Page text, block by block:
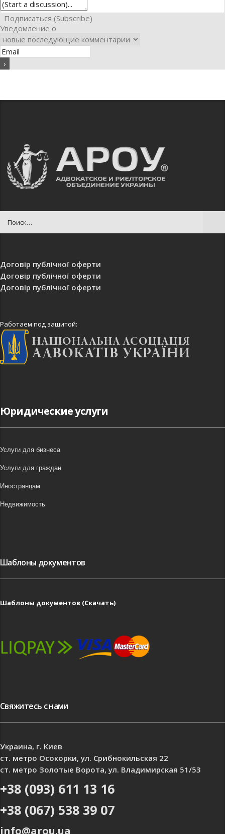
Подписаться (Subscribe)
Уведомление о
Договір публічної оферти
Договір публічної оферти
Договір публічної оферти
Работаем под защитой:
Юридические услуги
Услуги для бизнеса
Услуги для граждан
Иностранцам
Недвижимость
Шаблоны документов
Шаблоны документов (Скачать)
Свяжитесь с нами
Украина, г. Киев
ст. метро Осокорки, ул. Срибнокильская 22
ст. метро Золотые Ворота, ул. Владимирская 51/53
+38 (093) 611 13 16
+38 (067) 538 39 07
info@arou.ua